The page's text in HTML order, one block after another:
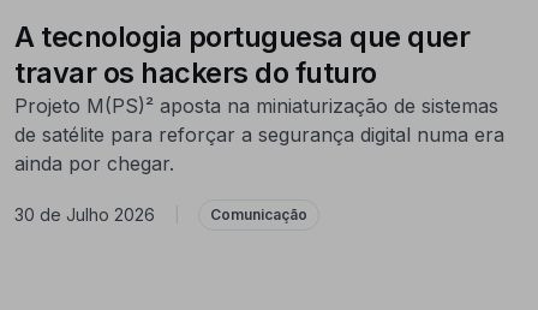
A tecnologia portuguesa que quer
travar os hackers do futuro
Projeto M(PS)² aposta na miniaturização de sistemas
de satélite para reforçar a segurança digital numa era
ainda por chegar.
30 de Julho 2026 Comunicação